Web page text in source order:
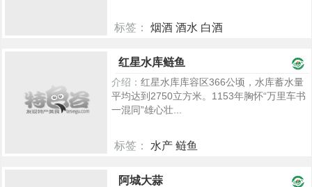
标签： 烟酒 酒水 白酒
红星水库鲢鱼
介绍： 红星水库库容区366公顷，水库蓄水量
平均达到2750立方米。1153年胸怀“万里车书
一混同”雄心壮...
标签： 水产 鲢鱼
阿城大蒜